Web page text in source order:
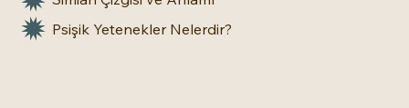
Psişik Yetenekler Nelerdir?